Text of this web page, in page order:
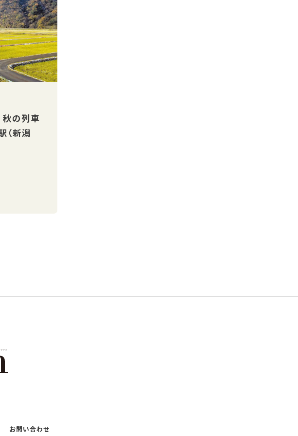
秋の列車
（新潟
お問い合わせ